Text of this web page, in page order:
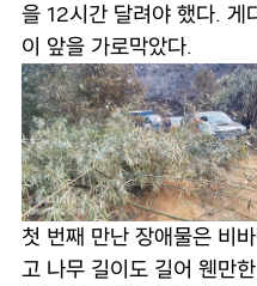
을 12시간 달려야 했다. 게
이 앞을 가로막았다.
첫 번째 만난 장애물은 비
고 나무 길이도 길어 웬만